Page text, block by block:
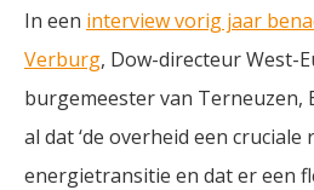
In een interview vorig jaar
Verburg, Dow-directeur West-
burgemeester van Terneuzen,
al dat ‘de overheid een cruciale
energietransitie en dat er een